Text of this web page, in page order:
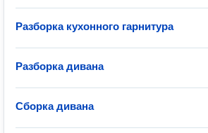
Разборка кухонного гарнитура
Разборка дивана
Сборка дивана